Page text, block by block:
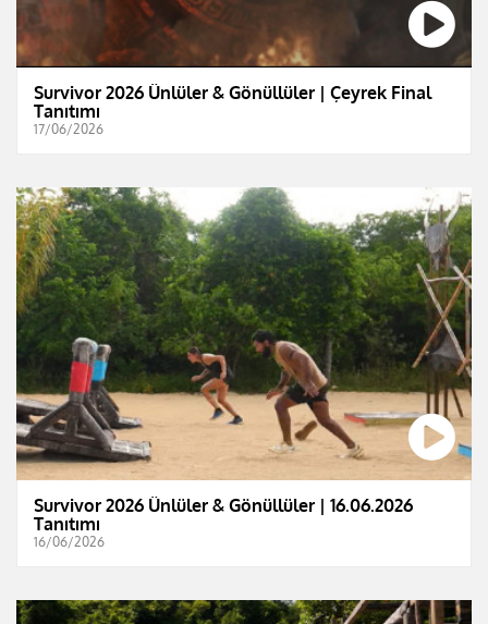
Survivor 2026 Ünlüler & Gönüllüler | Çeyrek Final
Tanıtımı
17/06/2026
Survivor 2026 Ünlüler & Gönüllüler | 16.06.2026
Tanıtımı
16/06/2026